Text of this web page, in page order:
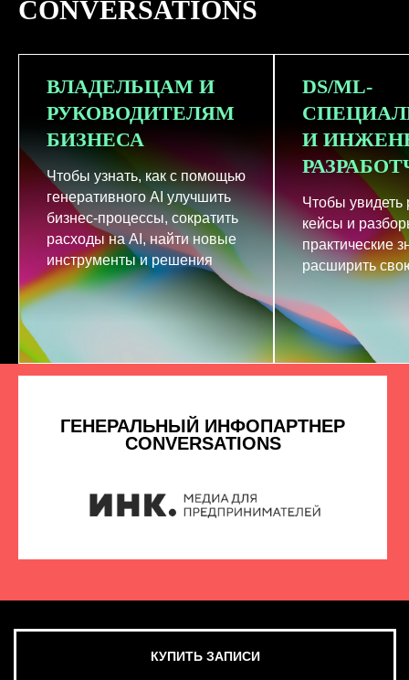
CONVERSATIONS
ВЛАДЕЛЬЦАМ И
РУКОВОДИТЕЛЯМ
БИЗНЕСА
Чтобы узнать, как с помощью
генеративного AI улучшить
бизнес-процессы, сократить
расходы на AI, найти новые
инструменты и решения
DS/ML-
И
Чтобы увидеть
кейсы и
практические
расширить